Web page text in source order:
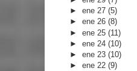
►ene 27(5)
►ene 26(8)
►ene 25(11)
►ene 24(10)
►ene 23(10)
►ene 22(9)